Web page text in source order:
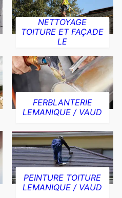
NETTOYAGE
TOITURE ET FAÇADE
LE
FERBLANTERIE
LEMANIQUE / VAUD
PEINTURE TOITURE
LEMANIQUE / VAUD